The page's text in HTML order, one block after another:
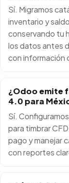
Sí. Migramos
inventario y
conservando tu
los datos antes
con información
¿Odoo emite
4.0 para
Sí.
para timbrar
pago y manejar
con reportes